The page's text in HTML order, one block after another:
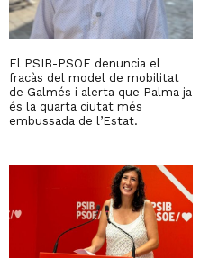
El PSIB-PSOE denuncia el
fracàs del model de mobilitat
de Galmés i alerta que Palma ja
és la quarta ciutat més
embussada de l’Estat.